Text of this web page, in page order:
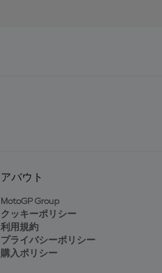
アバウト
MotoGP Group
クッキーポリシー
利用規約
プライバシーポリシー
購入ポリシー